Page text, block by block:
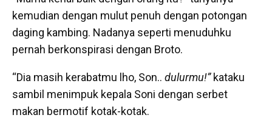
kemudian dengan mulut penuh dengan potongan
daging kambing. Nadanya seperti menuduhku
pernah berkonspirasi dengan Broto.
“Dia masih kerabatmu lho, Son.. dulurmu!”kataku
sambil menimpuk kepala Soni dengan serbet
makan bermotif kotak-kotak.